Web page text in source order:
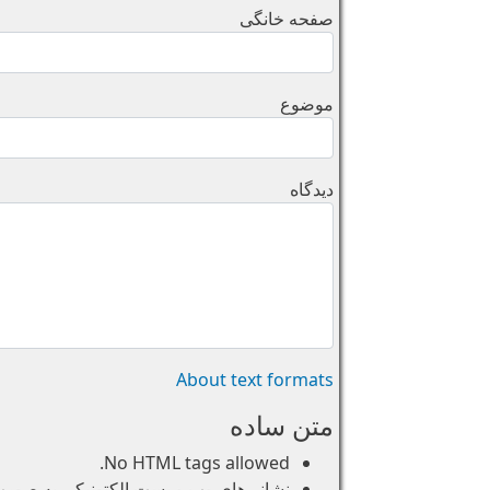
صفحه خانگی
موضوع
دیدگاه
About text formats
متن ساده
No HTML tags allowed.